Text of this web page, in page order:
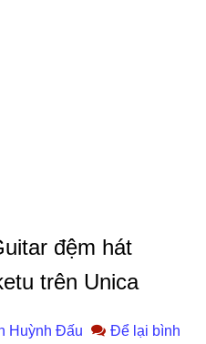
đệm hát
trên Unica
Huỳnh Đấu Để lại bình